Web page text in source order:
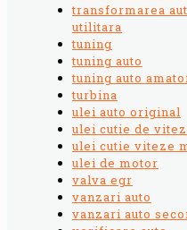
transformarea
utilitara
tuning
tuning auto
tuning auto
turbina
ulei auto original
ulei cutie de
ulei cutie viteze
ulei de motor
valva egr
vanzari auto
vanzari auto